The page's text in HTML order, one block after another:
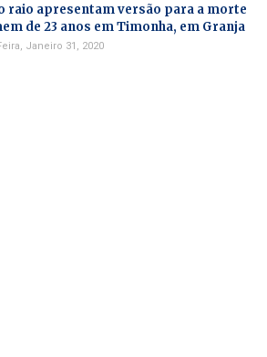
raio apresentam versão para a morte
de 23 anos em Timonha, em Granja
Janeiro 31, 2020